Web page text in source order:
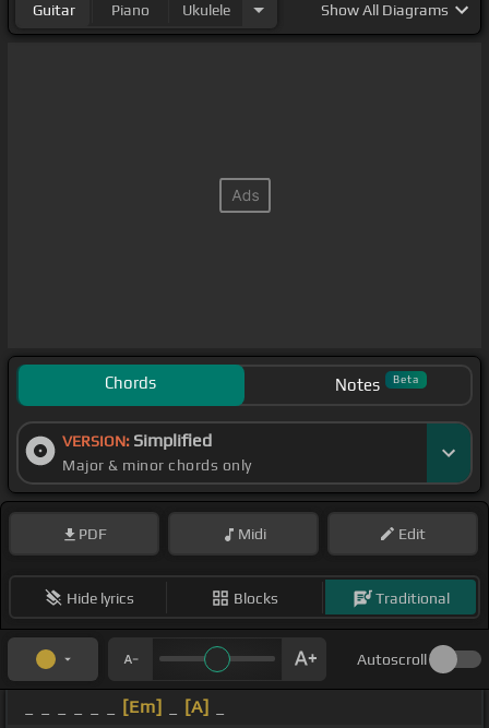
Guitar Piano Ukulele ShowAll Diagrams
Chords Notes Beta
VERSION: Simplified
Major & minor chords only
PDF Midi Edit
Hide lyrics Blocks Traditional
Autoscroll
[Em] [A]